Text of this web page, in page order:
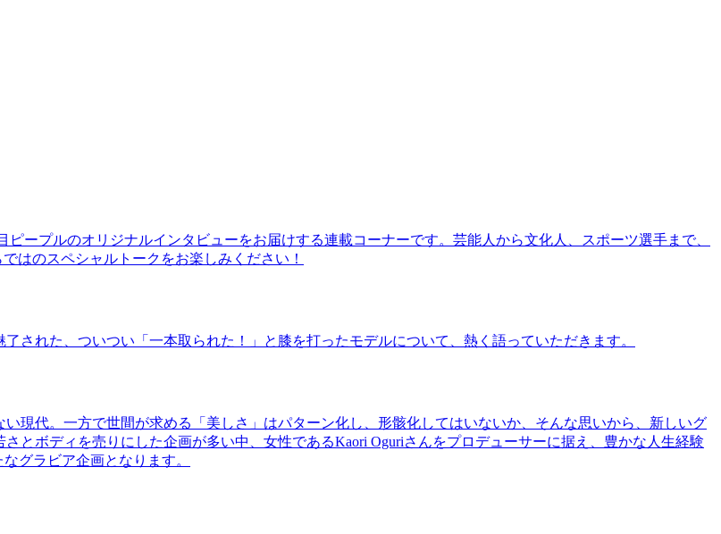
ープルのオリジナルインタビューをお届けする連載コーナーです。芸能人から文化人、スポーツ選手まで、
はのスペシャルトークをお楽しみください！
された、ついつい「一本取られた！」と膝を打ったモデルについて、熱く語っていただきます。
現代。一方で世間が求める「美しさ」はパターン化し、形骸化してはいないか、そんな思いから、新しいグ
とボディを売りにした企画が多い中、女性であるKaori Oguriさんをプロデューサーに据え、豊かな人生経験
グラビア企画となります。